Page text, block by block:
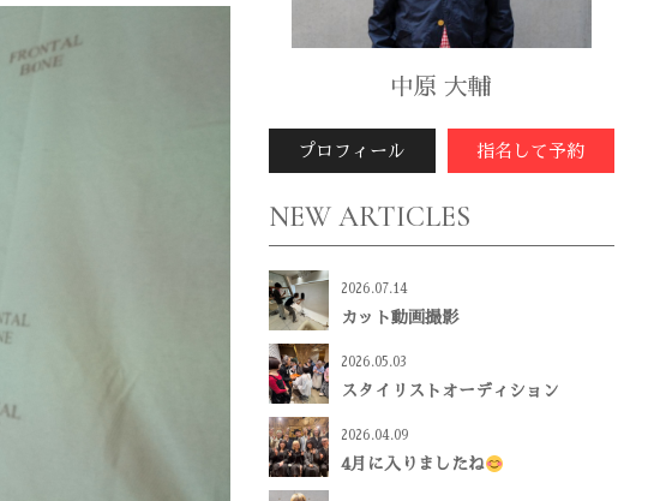
中原 大輔
プロフィール 指名して予約
NEW ARTICLES
2026.07.14
カット動画撮影
2026.05.03
スタイリストオーディション
2026.04.09
4月に入りましたね